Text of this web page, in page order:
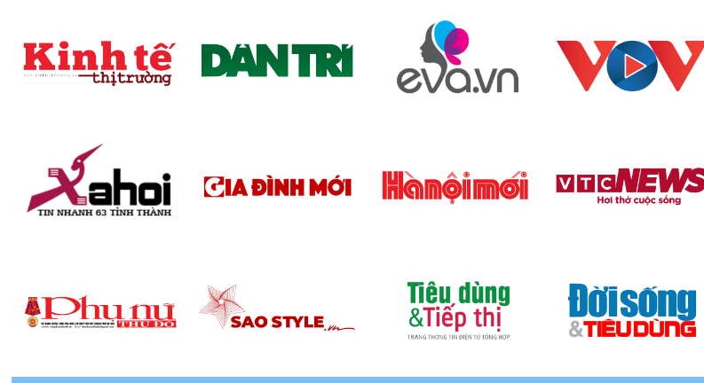
- Các mẫu khóa điện tử Desmann được đánh giá cao bởi thiết kế đa dạng theo nhiều phong
cách hiện đại, đường nét cẩn thận. Các chi tiết làm khóa tối giản làm nổi bật thêm vẻ đẹp sang
- Trong khi đó những mẫu khóa cửa theo phong cách tân cổ điển lại mang đến vẻ đẹp mềm
triển thêm phân khúc khóa điện tử phong cách cổ điển phù hợp với thẩm mỹ của người Việt và
3. Chất liệu
- Khóa điện tử Desmann được làm từ những chất liệu chọn lọc cẩn thận, kỹ lưỡng. Vật liệu
- Kết hợp với đó là khả năng chống ăn mòn, chịu ảnh hưởng từ môi trường và nhiệt độ bền ngoài